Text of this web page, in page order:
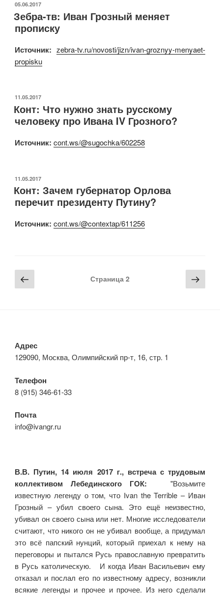
ОПУБЛИКОВАНО
05.06.2017
Зебра-тв: Иван Грозный меняет
прописку
Источник: zebra-tv.ru/novosti/jizn/ivan-groznyy-menyaet-
propisku
ОПУБЛИКОВАНО
11.05.2017
Конт: Что нужно знать русскому
человеку про Ивана IV Грозного?
Источник: cont.ws/@sugochka/602258
ОПУБЛИКОВАНО
11.05.2017
Конт: Зачем губернатор Орлова
перечит президенту Путину?
Источник: cont.ws/@contextap/611256
Навигация
по
Предыдущая
страница
Страница 2
Адрес
129090, Москва, Олимпийский пр-т, 16, стр. 1
Телефон
8 (915) 346-61-33
Почта
info@ivangr.ru
В.В. Путин, 14 июля 2017 г., встреча с трудовым
коллективом Лебединского ГОК: "Возьмите
известную легенду о том, что Ivan the Terrible – Иван
Грозный – убил своего сына. Это ещё неизвестно,
убивал он своего сына или нет. Многие исследователи
считают, что никого он не убивал вообще, а придумал
это всё папский нунций, который приехал к нему на
переговоры и пытался Русь православную превратить
в Русь католическую. И когда Иван Васильевич ему
отказал и послал его по известному адресу, возникли
всякие легенды и прочее и прочее. Из него сделали